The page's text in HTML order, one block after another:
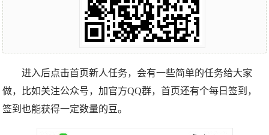
进入后点击首页新人任务，会有一些简单的任务给大家
做，比如关注公众号，加官方QQ群，首页还有个每日签到，
签到也能获得一定数量的豆。